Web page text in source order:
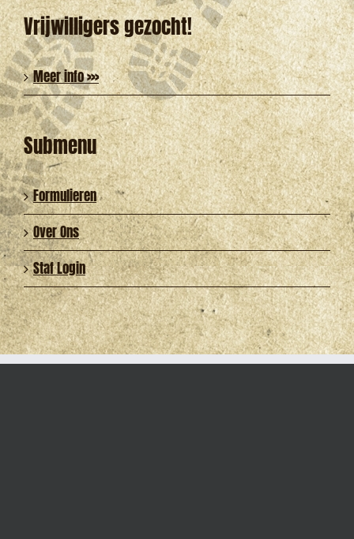
Vrijwilligers gezocht!
Meer info >>>
Submenu
Formulieren
Over Ons
Staf Login